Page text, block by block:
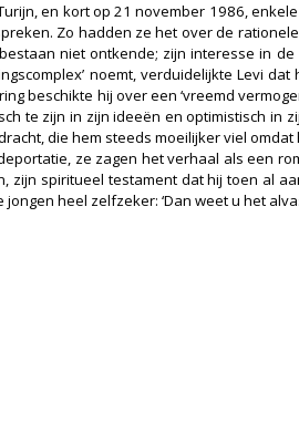
en kort op 21 november 1986,
Zo hadden ze het over de
niet ontkende; zijn interesse in
noemt, verduidelijkte Levi
beschikte hij over een ‘vreemd
te zijn in zijn ideeën en optimistisch
die hem steeds moeilijker viel omdat
ze zagen het verhaal als een
zijn spiritueel testament dat hij toen al
heel zelfzeker: ‘Dan weet u het